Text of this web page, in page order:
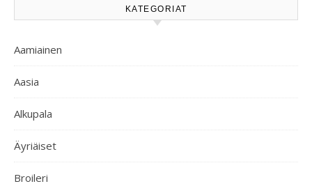
KATEGORIAT
Aamiainen
Aasia
Alkupala
Äyriäiset
Broileri